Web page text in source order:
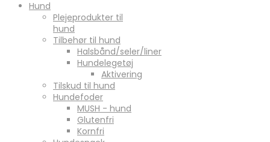
Hund
Plejeprodukter til
hund
Tilbehør til hund
Halsbånd/seler/liner
Hundelegetøj
Aktivering
Tilskud til hund
Hundefoder
MUSH - hund
Glutenfri
Kornfri